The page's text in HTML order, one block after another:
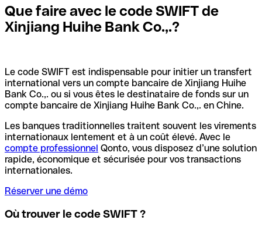
Que faire avec le code SWIFT de
Xinjiang Huihe Bank Co.,.?
Le code SWIFT est indispensable pour initier un transfert
international vers un compte bancaire de Xinjiang Huihe
Bank Co.,. ou si vous êtes le destinataire de fonds sur un
compte bancaire de Xinjiang Huihe Bank Co.,. en Chine.
Les banques traditionnelles traitent souvent les virements
internationaux lentement et à un coût élevé. Avec le
compte professionnel Qonto, vous disposez d’une solution
rapide, économique et sécurisée pour vos transactions
internationales.
Réserver une démo
Où trouver le code SWIFT ?